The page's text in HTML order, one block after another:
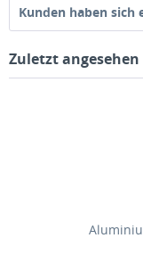
Kunden haben sich
Zuletzt angesehen